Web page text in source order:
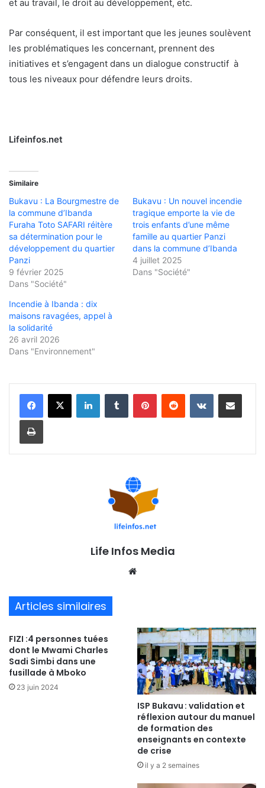
et au travail, le droit au développement, etc.
Par conséquent, il est important que les jeunes soulèvent
les problématiques les concernant, prennent des
initiatives et s’engagent dans un dialogue constructif à
tous les niveaux pour défendre leurs droits.
Lifeinfos.net
Similaire
Bukavu : La Bourgmestre de
la commune d’Ibanda
Furaha Toto SAFARI réitère
sa détermination pour le
développement du quartier
Panzi
9 février 2025
Dans "Société"
Bukavu : Un nouvel incendie
tragique emporte la vie de
trois enfants d’une même
famille au quartier Panzi
dans la commune d’Ibanda
4 juillet 2025
Dans "Société"
Incendie à Ibanda : dix
maisons ravagées, appel à
la solidarité
26 avril 2026
Dans "Environnement"
Life Infos Media
Articles similaires
FIZI :4 personnes tuées
dont le Mwami Charles
Sadi Simbi dans une
fusillade à Mboko
23 juin 2024
ISP Bukavu : validation et
réflexion autour du manuel
de formation des
enseignants en contexte
de crise
il y a 2 semaines